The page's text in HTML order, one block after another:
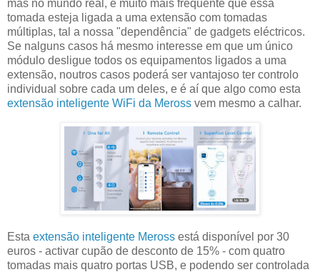
mas no mundo real, é muito mais frequente que essa
tomada esteja ligada a uma extensão com tomadas
múltiplas, tal a nossa "dependência" de gadgets eléctricos.
Se nalguns casos há mesmo interesse em que um único
módulo desligue todos os equipamentos ligados a uma
extensão, noutros casos poderá ser vantajoso ter controlo
individual sobre cada um deles, e é aí que algo como esta
extensão inteligente WiFi da Meross vem mesmo a calhar.
Esta extensão inteligente Meross está disponível por 30
euros - activar cupão de desconto de 15% - com quatro
tomadas mais quatro portas USB, e podendo ser controlada